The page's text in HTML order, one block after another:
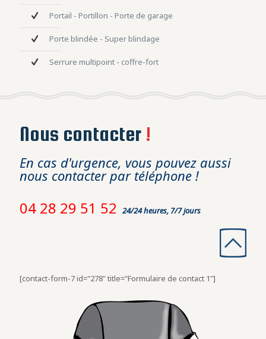
Portail - Portillon - Porte de garage
Porte blindée - Super blindage
Serrure multipoint - coffre-fort
Nous contacter !
En cas d'urgence, vous pouvez aussi
nous contacter par téléphone !
04 28 29 51 52 24/24 heures, 7/7 jours
[contact-form-7 id="278" title="Formulaire de contact 1"]